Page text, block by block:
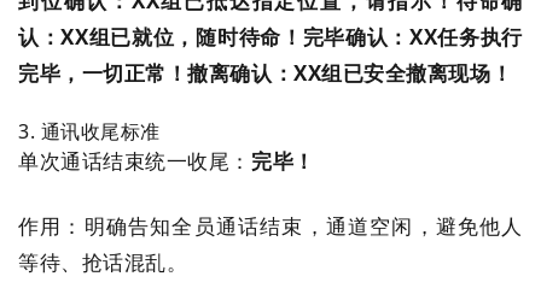
认：XX组已就位，随时待命！ 完毕确认：XX任务执行
完毕，一切正常！撤离确认：XX组已安全撤离现场！
3. 通讯收尾标准
单次通话结束统一收尾： 完毕！
作用：明确告知全员通话结束，通道空闲，避免他人
等待、抢话混乱。